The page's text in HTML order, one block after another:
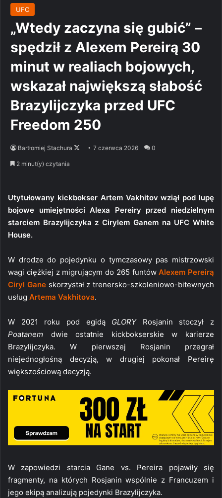
UFC
„Wtedy zaczyna się gubić” –
spędził z Alexem Pereirą 30
minut w realiach bojowych,
wskazał największą słabość
Brazylijczyka przed UFC
Freedom 250
Bartłomiej Stachura
Follow7 czerwca 2026 0
2 minut(y) czytania
Utytułowany kickbokser Artem Vakhitov wziął pod lupę
bojowe umiejętności Alexa Pereiry przed niedzielnym
starciem Brazylijczyka z Cirylem Ganem na UFC White
House.
W drodze do pojedynku o tymczasowy pas mistrzowski
wagi ciężkiej z migrującym do 265 funtówAlexem Pereirą
Ciryl Ganeskorzystał z trenersko-szkoleniowo-bitewnych
usług Artema Vakhitova.
W 2021 roku pod egidą GLORYRosjanin stoczył z
Poatanem dwie ostatnie kickbokserskie w karierze
Brazylijczyka. W pierwszej Rosjanin przegrał
niejednogłośną decyzją, w drugiej pokonał Pereirę
większościową decyzją.
W zapowiedzi starcia Gane vs. Pereira pojawiły się
fragmenty, na których Rosjanin wspólnie z Francuzem i
jego ekipą analizują pojedynki Brazylijczyka.